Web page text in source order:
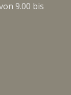
9.00 bis